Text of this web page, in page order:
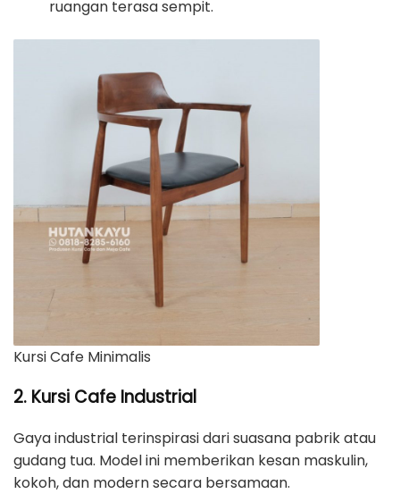
ruangan terasa sempit.
Kursi Cafe Minimalis
2. Kursi Cafe Industrial
Gaya industrial terinspirasi dari suasana pabrik atau
gudang tua. Model ini memberikan kesan maskulin,
kokoh, dan modern secara bersamaan.